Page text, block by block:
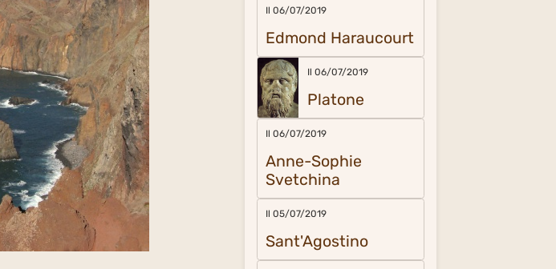
Il 06/07/2019
Edmond Haraucourt
Il 06/07/2019
Platone
Il 06/07/2019
Anne-Sophie
Svetchina
Il 05/07/2019
Sant'Agostino